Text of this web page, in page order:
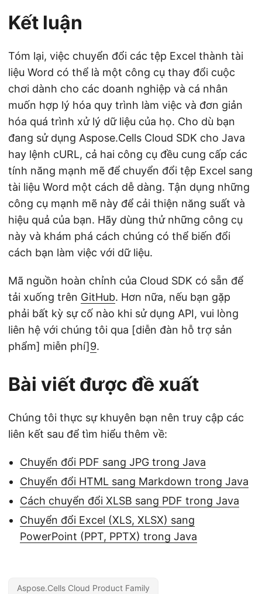
Kết luận
Tóm lại, việc chuyển đổi các tệp Excel thành tài
liệu Word có thể là một công cụ thay đổi cuộc
chơi dành cho các doanh nghiệp và cá nhân
muốn hợp lý hóa quy trình làm việc và đơn giản
hóa quá trình xử lý dữ liệu của họ. Cho dù bạn
đang sử dụng Aspose.Cells Cloud SDK cho Java
hay lệnh cURL, cả hai công cụ đều cung cấp các
tính năng mạnh mẽ để chuyển đổi tệp Excel sang
tài liệu Word một cách dễ dàng. Tận dụng những
công cụ mạnh mẽ này để cải thiện năng suất và
hiệu quả của bạn. Hãy dùng thử những công cụ
này và khám phá cách chúng có thể biến đổi
cách bạn làm việc với dữ liệu.
Mã nguồn hoàn chỉnh của Cloud SDK có sẵn để
tải xuống trên GitHub. Hơn nữa, nếu bạn gặp
phải bất kỳ sự cố nào khi sử dụng API, vui lòng
liên hệ với chúng tôi qua [diễn đàn hỗ trợ sản
phẩm] miễn phí]9.
Bài viết được đề xuất
Chúng tôi thực sự khuyên bạn nên truy cập các
liên kết sau để tìm hiểu thêm về:
Chuyển đổi PDF sang JPG trong Java
Chuyển đổi HTML sang Markdown trong Java
Cách chuyển đổi XLSB sang PDF trong Java
Chuyển đổi Excel (XLS, XLSX) sang
PowerPoint (PPT, PPTX) trong Java
Aspose.Cells Cloud Product Family